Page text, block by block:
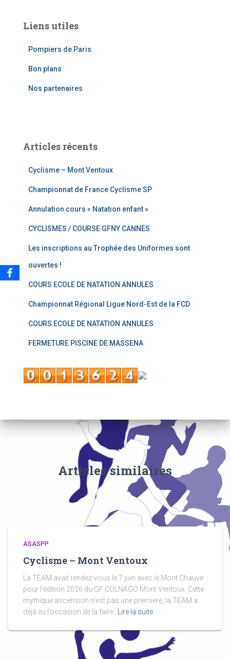
rLiens utiles
Pompiers de Paris
Bon plans
Nos partenaires
Articles récents
Cyclisme – Mont Ventoux
Championnat de France Cyclisme SP
Annulation cours « Natation enfant »
CYCLISMES / COURSE GFNY CANNES
Les inscriptions au Trophée des Uniformes sont
ouvertes !
COURS ECOLE DE NATATION ANNULES
Championnat Régional Ligue Nord-Est de la FCD
COURS ECOLE DE NATATION ANNULES
FERMETURE PISCINE DE MASSENA
Articles similaires
ASASPP
Cyclisme – Mont Ventoux
La TEAM avait rendez-vous le 7 juin avec le Mont Chauve
pour l’édition 2026 du GF COLNAGO Mont Ventoux. Cette
mythique ascension n’est pas une première, la TEAM a
déjà eu l’occasion de la faire.
Lire la suite